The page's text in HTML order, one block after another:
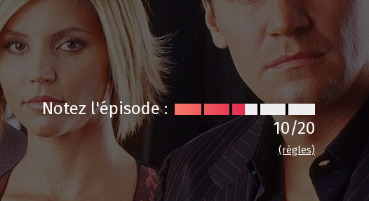
Notez l'épisode :
10/20
(règles)